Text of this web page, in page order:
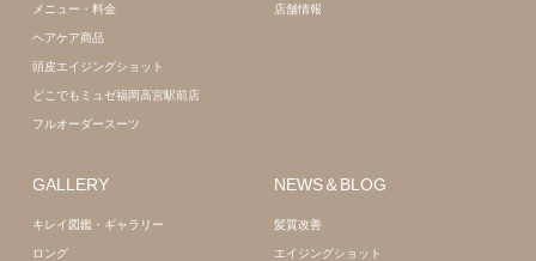
メニュー・料金
ヘアケア商品
頭皮エイジングショット
どこでもミュゼ福岡高宮駅前店
フルオーダースーツ
店舗情報
GALLERY
キレイ図鑑・ギャラリー
ロング
NEWS＆BLOG
髪質改善
エイジングショット